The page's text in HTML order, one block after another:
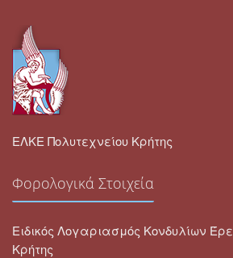
ΕΛΚΕ Πολυτεχνείου Κρήτης
Φορολογικά Στοιχεία
Ειδικός Λογαριασμός Κονδυλίων
Κρήτης